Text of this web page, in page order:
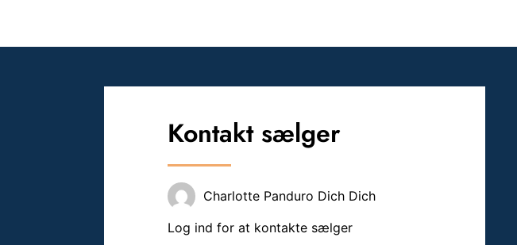
Kontakt sælger
Charlotte Panduro Dich Dich
Log ind for at kontakte sælger